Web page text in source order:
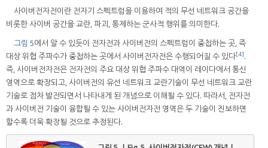
사이버전자전이란 전자기 스펙트럼을 이용하여 적의 무선 네트워크 공간을
비롯한 사이버 공간을 교란, 파괴, 통제하는 군사적 행위를 의미한다.
그림 5에서 알 수 있듯이 전자전과 사이버전의 스펙트럼이 중첩하는 곳, 즉
대상 위협 주파수가 중첩하는 곳에서 사이버전자전은 수행되어질 수 있다[4].
즉, 사이버전자전은 전자전의 주요 대상 위협 주파수 대역이 레이다에서 통신
영역으로 확장되고, 사이버전의 유선 네트워크 교란기술이 무선 네트워크 교란
기술로 점차 발전되면서 나타내게 된 개념으로 이해될 수 있다. 따라서, 전자전
과 사이버전 기술이 융합될 수 있는 사이버전자전 영역은 두 기술이 진보하면
할수록 더욱 확장될 것으로 추정된다.